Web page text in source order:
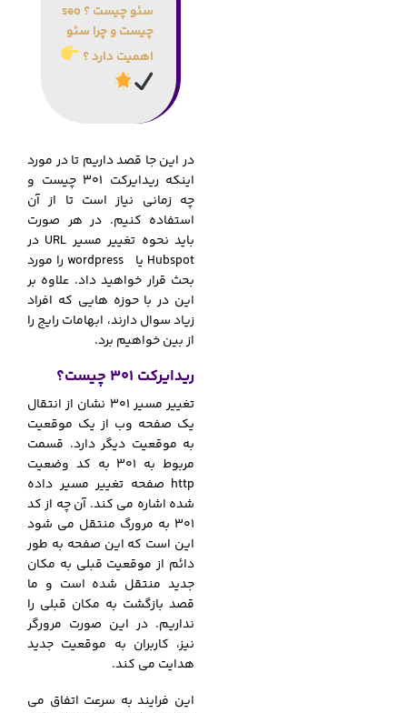
سئو چیست ؟ seo
چیست و چرا سئو
اهمیت دارد ؟
در این جا قصد داریم تا در مورد
اینکه ریدایرکت 301 چیست و
چه زمانی نیاز است تا از آن
استفاده کنیم. در هر صورت
باید نحوه تغییر مسیر URL در
Hubspot یا wordpress را مورد
بحث قرار خواهید داد. علاوه بر
این در با حوزه هایی که افراد
زیاد سوال دارند، ابهامات رایج را
از بین خواهیم برد.
ریدایرکت 301 چیست؟
تغییر مسیر 301 نشان از انتقال
یک صفحه وب از یک موقعیت
به موقعیت دیگر دارد. قسمت
مربوط به 301 به کد وضعیت
http صفحه تغییر مسیر داده
شده اشاره می کند. آن چه از کد
301 به مرورگ منتقل می شود
این است که این صفحه به طور
دائم از موقعیت قبلی به مکان
جدید منتقل شده است و ما
قصد بازگشت به مکان قبلی را
نداریم. در این صورت مرورگر
نیز، کاربران به موقعیت جدید
هدایت می کند.
این فرایند به سرعت اتفاق می